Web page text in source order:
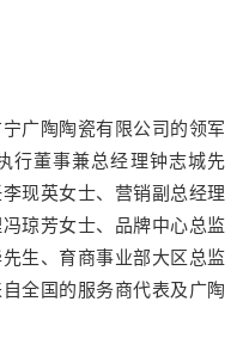
广陶陶瓷有限公司的领军
行董事兼总经理钟志城先
现英女士、营销副总经理
琼芳女士、品牌中心总监
生、育商事业部大区总监
全国的服务商代表及广陶